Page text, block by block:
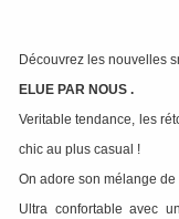
Découvrez les nouvelles
ELUE PAR NOUS .
Veritable tendance, les
chic au plus casual !
On adore son mélange
Ultra confortable avec